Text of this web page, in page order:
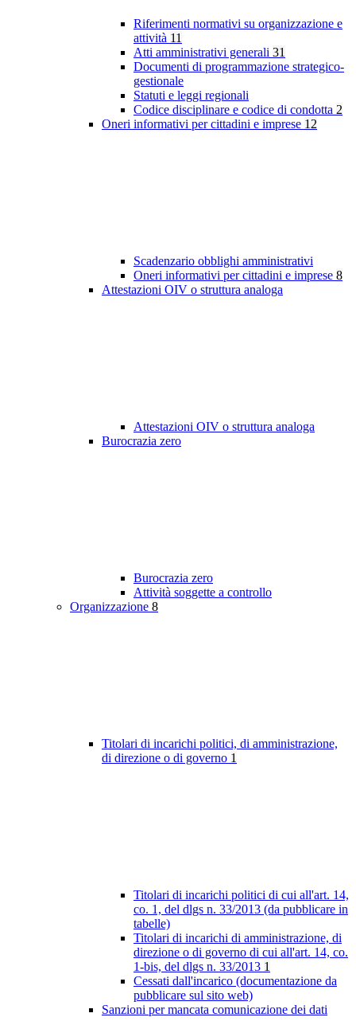
Riferimenti normativi su organizzazione e
attività 11
Atti amministrativi generali 31
Documenti di programmazione strategico-
gestionale
Statuti e leggi regionali
Codice disciplinare e codice di condotta 2
Oneri informativi per cittadini e imprese 12
Scadenzario obblighi amministrativi
Oneri informativi per cittadini e imprese 8
Attestazioni OIV o struttura analoga
Attestazioni OIV o struttura analoga
Burocrazia zero
Burocrazia zero
Attività soggette a controllo
Organizzazione 8
Titolari di incarichi politici, di amministrazione,
di direzione o di governo 1
Titolari di incarichi politici di cui all'art. 14,
co. 1, del dlgs n. 33/2013 (da pubblicare in
tabelle)
Titolari di incarichi di amministrazione, di
direzione o di governo di cui all'art. 14, co.
1-bis, del dlgs n. 33/2013 1
Cessati dall'incarico (documentazione da
pubblicare sul sito web)
Sanzioni per mancata comunicazione dei dati